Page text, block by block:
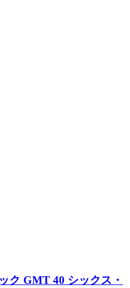
ク GMT 40 シックス・